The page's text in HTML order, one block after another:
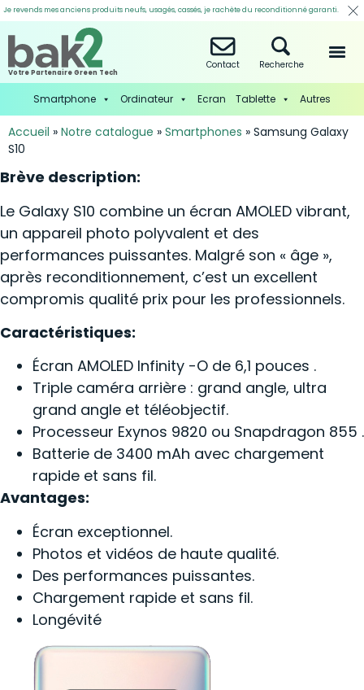
Je revends mes anciens produits neufs, usagés, cassés, je rachète du reconditionné garanti.
Votre Partenaire Green Tech
Contact Recherche
Smartphone Ordinateur Ecran Tablette Autres
Accueil » Notre catalogue » Smartphones » Samsung Galaxy
S10
Brève description:
Le Galaxy S10 combine un écran AMOLED vibrant,
un appareil photo polyvalent et des
performances puissantes. Malgré son « âge »,
après reconditionnement, c’est un excellent
compromis qualité prix pour les professionnels.
Caractéristiques:
Écran AMOLED Infinity -O de 6,1 pouces .
Triple caméra arrière : grand angle, ultra
grand angle et téléobjectif.
Processeur Exynos 9820 ou Snapdragon 855 .
Batterie de 3400 mAh avec chargement
rapide et sans fil.
Avantages:
Écran exceptionnel.
Photos et vidéos de haute qualité.
Des performances puissantes.
Chargement rapide et sans fil.
Longévité